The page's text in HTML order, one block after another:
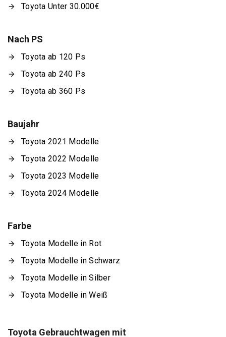
Toyota Unter 30.000€
Nach PS
Toyota ab 120 Ps
Toyota ab 240 Ps
Toyota ab 360 Ps
Baujahr
Toyota 2021 Modelle
Toyota 2022 Modelle
Toyota 2023 Modelle
Toyota 2024 Modelle
Farbe
Toyota Modelle in Rot
Toyota Modelle in Schwarz
Toyota Modelle in Silber
Toyota Modelle in Weiß
Toyota Gebrauchtwagen mit